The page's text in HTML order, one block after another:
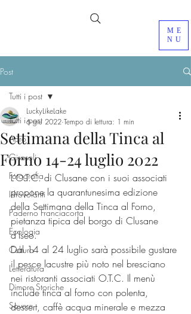
ME
NU
Post
Tutti i post
Adro
Girasoli
Fotografia
Idrovolanti
Paderno Franciacorta
Ecologia
Cultura
Letteratura
Dimore Storiche
Sovere
Tutti i post
Settimana della Tinca al
Forno 14-24 luglio 2022
LuckyLikeLake
6 giu 2022 Tempo di lettura: 1 min
L’O.T.C. di Clusane con i suoi associati
propone la quarantunesima edizione
della Settimana della Tinca al Forno,
pietanza tipica del borgo di Clusane
d’Iseo.
Dal 14 al 24 luglio sarà possibile gustare
il pesce lacustre più noto nel bresciano
nei ristoranti associati O.T.C. Il menù
include tinca al forno con polenta,
dessert, caffè acqua minerale e mezza